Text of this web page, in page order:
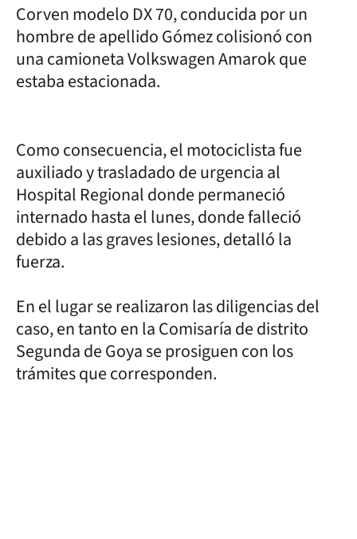
Corven modelo DX 70, conducida por un
hombre de apellido Gómez colisionó con
una camioneta Volkswagen Amarok que
estaba estacionada.
Como consecuencia, el motociclista fue
auxiliado y trasladado de urgencia al
Hospital Regional donde permaneció
internado hasta el lunes, donde falleció
debido a las graves lesiones, detalló la
fuerza.
En el lugar se realizaron las diligencias del
caso, en tanto en la Comisaría de distrito
Segunda de Goya se prosiguen con los
trámites que corresponden.